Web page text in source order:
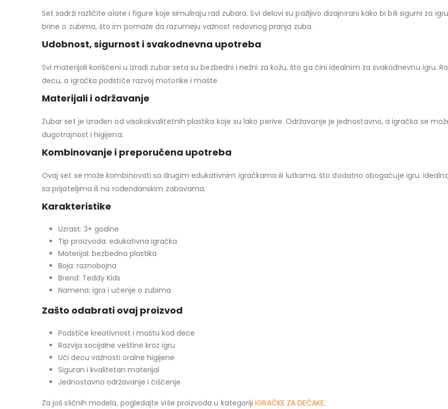
Set sadrži različite alate i figure koje simuliraju rad zubara. Svi delovi su pažljivo dizajnirani kako bi bili sigurni za
brine o zubima, što im pomaže da razumeju važnost redovnog pranja zuba.
Udobnost, sigurnost i svakodnevna upotreba
Svi materijali korišćeni u izradi zubar seta su bezbedni i nežni za kožu, što ga čini idealnim za svakodnevnu igru.
decu, a igračka podstiče razvoj motorike i mašte.
Materijali i održavanje
Zubar set je izrađen od visokokvalitetnih plastika koje su lako perive. Održavanje je jednostavno, a igračka se
dugotrajnost i higijena.
Kombinovanje i preporučena upotreba
Ovaj set se može kombinovati sa drugim edukativnim igračkama ili lutkama, što dodatno obogaćuje igru.
sa prijateljima ili na rođendanskim zabavama.
Karakteristike
Uzrast: 3+ godine
Tip proizvoda: edukativna igračka
Materijal: bezbedna plastika
Boja: raznobojna
Brend: Teddy Kids
Namena: igra i učenje o zubima
Zašto odabrati ovaj proizvod
Podstiče kreativnost i maštu kod dece
Razvija socijalne veštine kroz igru
Uči decu važnosti oralne higijene
Siguran i kvalitetan materijal
Jednostavno održavanje i čišćenje
Za još sličnih modela, pogledajte više proizvoda u kategorijiIGRAČKE ZA DEČAKE.